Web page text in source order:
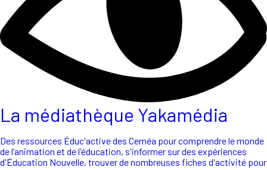
La médiathèque Yakamédia
Des ressources Éduc'active des Ceméa pour comprendre le monde
de l’animation et de l'éducation, s'informer sur des expériences
d'Éducation Nouvelle, trouver de nombreuses fiches d'activité pour